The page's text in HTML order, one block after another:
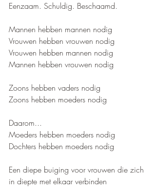
Eenzaam. Schuldig. Beschaamd.
Mannen hebben mannen nodig
Vrouwen hebben vrouwen nodig
Vrouwen hebben mannen nodig
Mannen hebben vrouwen nodig
Zoons hebben vaders nodig
Zoons hebben moeders nodig
Daarom...
Moeders hebben moeders nodig
Dochters hebben moeders nodig
Een diepe buiging voor vrouwen die zich
in diepte met elkaar verbinden